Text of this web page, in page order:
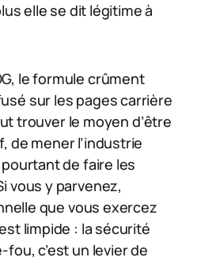
elle se dit légitime à
le formule crûment
sur les pages carrière
trouver le moyen d’être
de mener l’industrie
de faire les
vous y parvenez,
que vous exercez
limpide : la sécurité
fou, c’est un levier de